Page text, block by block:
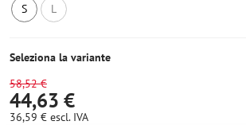
S
L
Seleziona la variante
58,52 €
44,63 €
36,59 € escl. IVA